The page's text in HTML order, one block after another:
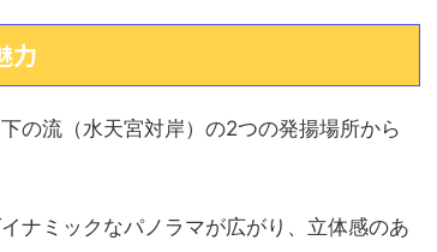
力
の流（水天宮対岸）の2つの発揚場所から
ナミックなパノラマが広がり、立体感のあ